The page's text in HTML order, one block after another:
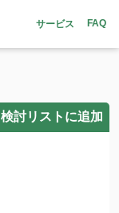
サービス FAQ
検討リストに追加